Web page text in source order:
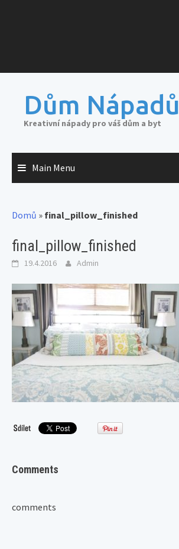
Dům Nápadů
Kreativní nápady pro váš dům a byt
Main Menu
Domů » final_pillow_finished
final_pillow_finished
19.4.2016 Admin
Comments
comments